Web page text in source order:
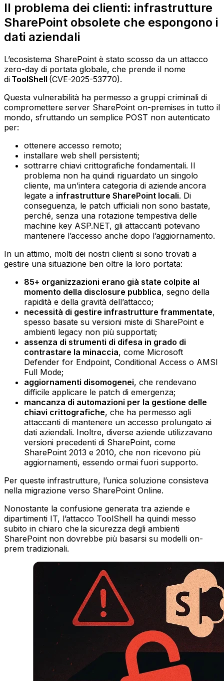
Il problema dei clienti: infrastrutture
SharePoint obsolete che espongono i
dati aziendali
L’ecosistema SharePoint è stato scosso da un attacco
zero-day di portata globale, che prende il nome
di ToolShell (CVE-2025-53770).
Questa vulnerabilità ha permesso a gruppi criminali di
compromettere server SharePoint on-premises in tutto il
mondo, sfruttando un semplice POST non autenticato
per:
ottenere accesso remoto;
installare web shell persistenti;
sottrarre chiavi crittografiche fondamentali.‍ Il
problema non ha quindi riguardato un singolo
cliente, ma un’intera categoria di aziende ancora
legate a infrastrutture SharePoint locali. Di
conseguenza, le patch ufficiali non sono bastate,
perché, senza una rotazione tempestiva delle
machine key ASP.NET, gli attaccanti potevano
mantenere l’accesso anche dopo l’aggiornamento.
In un attimo, molti dei nostri clienti si sono trovati a
gestire una situazione ben oltre la loro portata:
85+ organizzazioni erano già state colpite al
momento della disclosure pubblica, segno della
rapidità e della gravità dell’attacco;‍
necessità di gestire infrastrutture frammentate,
spesso basate su versioni miste di SharePoint e
ambienti legacy non più supportati;‍
assenza di strumenti di difesa in grado di
contrastare la minaccia, come Microsoft
Defender for Endpoint, Conditional Access o AMSI
Full Mode;‍
aggiornamenti disomogenei, che rendevano
difficile applicare le patch di emergenza;‍
mancanza di automazioni per la gestione delle
chiavi crittografiche, che ha permesso agli
attaccanti di mantenere un accesso prolungato ai
dati aziendali.‍ Inoltre, diverse aziende utilizzavano
versioni precedenti di SharePoint, come
SharePoint 2013 e 2010, che non ricevono più
aggiornamenti, essendo ormai fuori supporto.
Per queste infrastrutture, l’unica soluzione consisteva
nella migrazione verso SharePoint Online.
Nonostante la confusione generata tra aziende e
dipartimenti IT, l’attacco ToolShell ha quindi messo
subito in chiaro che la sicurezza degli ambienti
SharePoint non dovrebbe più basarsi su modelli on-
prem tradizionali.